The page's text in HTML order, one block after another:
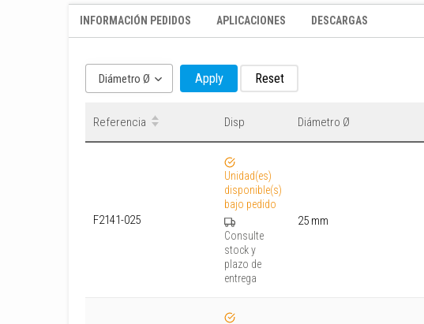
INFORMACIÓN PEDIDOS APLICACIONES DESCARGAS
Diámetro Ø Apply Reset
Referencia Disp Diámetro Ø
F2141-025
Unidad(es)
disponible(s)
bajo pedido
Consulte
stock y
plazo de
entrega
25 mm